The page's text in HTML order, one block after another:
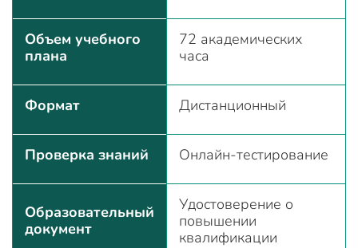
Объем учебного
плана
72 академических
часа
Формат Дистанционный
Проверка знаний Онлайн-тестирование
Образовательный
документ
Удостоверение о
повышении
квалификации